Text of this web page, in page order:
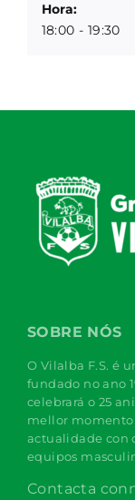
Hora:
18:00 - 19:30
SOBRE NÓS
O Vilalba F.S. é
fundado no ano
celebrará o 25
mellor momento
actualidade con
equipos
Contacta